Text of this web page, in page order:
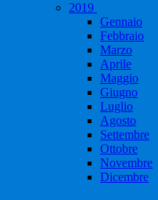
2019
Gennaio
Febbraio
Marzo
Aprile
Maggio
Giugno
Luglio
Agosto
Settembre
Ottobre
Novembre
Dicembre